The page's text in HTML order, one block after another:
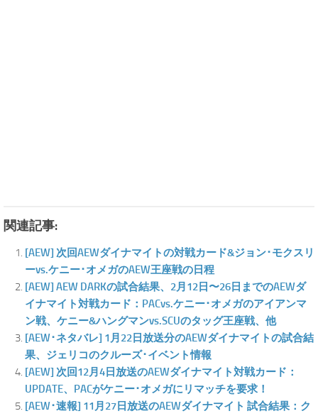
関連記事:
[AEW] 次回AEWダイナマイトの対戦カード&ジョン･モクスリ
ーvs.ケニー･オメガのAEW王座戦の日程
[AEW] AEW DARKの試合結果、2月12日〜26日までのAEWダ
イナマイト対戦カード：PACvs.ケニー･オメガのアイアンマ
ン戦、ケニー&ハングマンvs.SCUのタッグ王座戦、他
[AEW･ネタバレ] 1月22日放送分のAEWダイナマイトの試合結
果、ジェリコのクルーズ･イベント情報
[AEW] 次回12月4日放送のAEWダイナマイト対戦カード：
UPDATE、PACがケニー･オメガにリマッチを要求！
[AEW･速報] 11月27日放送のAEWダイナマイト 試合結果：ク